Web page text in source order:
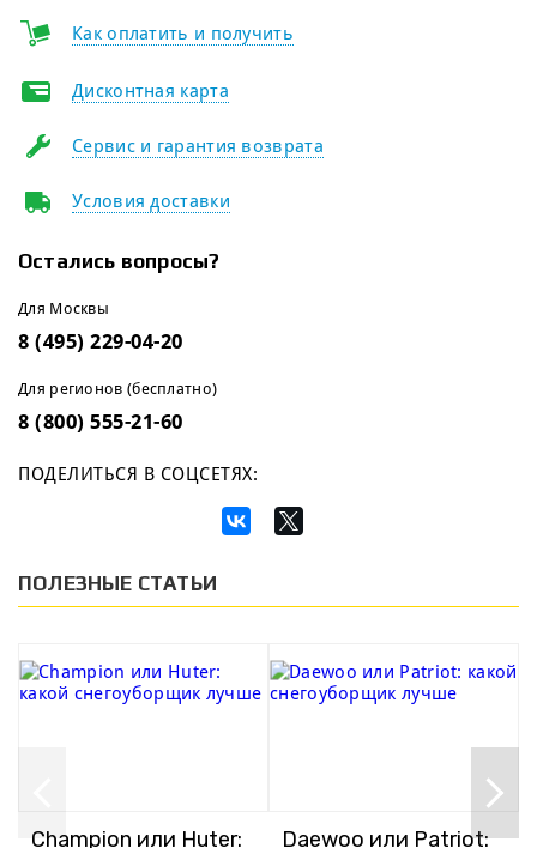
Как оплатить и получить
Дисконтная карта
Сервис и гарантия возврата
Условия доставки
Остались вопросы?
Для Москвы
8 (495) 229-04-20
Для регионов (бесплатно)
8 (800) 555-21-60
ПОДЕЛИТЬСЯ В СОЦСЕТЯХ:
ПОЛЕЗНЫЕ СТАТЬИ
Champion или Huter: Daewoo или Patriot: